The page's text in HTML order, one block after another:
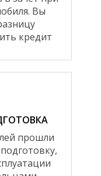
Вы
кредит
прошли